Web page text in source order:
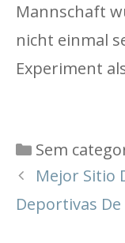
Mannschaft
nicht einmal
Experiment
Categorias
Sem
Mejor Sitio
Deportivas